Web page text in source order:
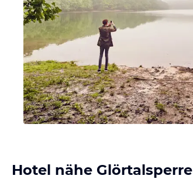
Hotel nähe Glörtalsperre